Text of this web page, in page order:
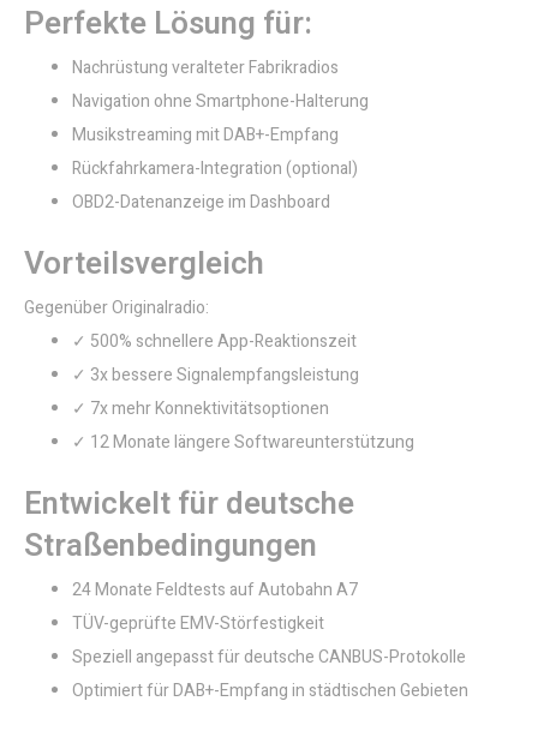
Perfekte Lösung für:
Nachrüstung veralteter Fabrikradios
Navigation ohne Smartphone-Halterung
Musikstreaming mit DAB+-Empfang
Rückfahrkamera-Integration (optional)
OBD2-Datenanzeige im Dashboard
Vorteilsvergleich
Gegenüber Originalradio:
✓ 500% schnellere App-Reaktionszeit
✓ 3x bessere Signalempfangsleistung
✓ 7x mehr Konnektivitätsoptionen
✓ 12 Monate längere Softwareunterstützung
Entwickelt für deutsche
Straßenbedingungen
24 Monate Feldtests auf Autobahn A7
TÜV-geprüfte EMV-Störfestigkeit
Speziell angepasst für deutsche CANBUS-Protokolle
Optimiert für DAB+-Empfang in städtischen Gebieten